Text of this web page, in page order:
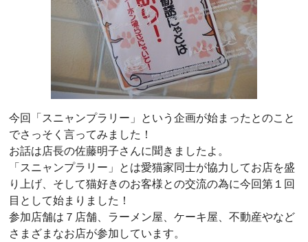
今回「スニャンプラリー」という企画が始まったとのこと
でさっそく言ってみました！
お話は店長の佐藤明子さんに聞きましたよ。
「スニャンプラリー」とは愛猫家同士が協力してお店を盛
り上げ、そして猫好きのお客様との交流の為に今回第１回
目として始まりました！
参加店舗は７店舗、ラーメン屋、ケーキ屋、不動産やなど
さまざまなお店が参加しています。